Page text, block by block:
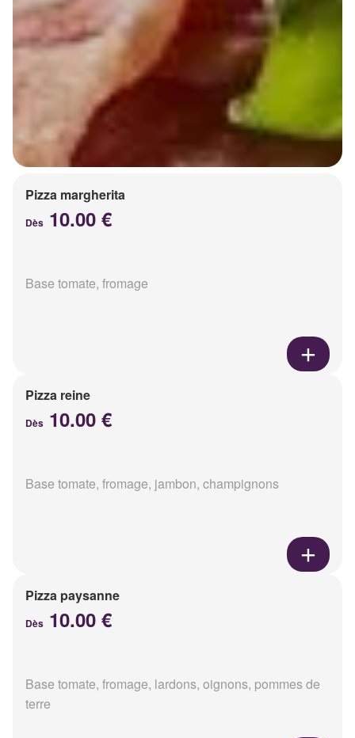
Pizza margherita
Dès 10.00 €
Base tomate, fromage
Pizza reine
Dès 10.00 €
Base tomate, fromage, jambon, champignons
Pizza paysanne
Dès 10.00 €
Base tomate, fromage, lardons, oignons, pommes de
terre